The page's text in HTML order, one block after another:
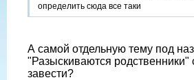
определить сюда все таки
А самой отдельную тему под
"Разыскиваются родственники"
завести?